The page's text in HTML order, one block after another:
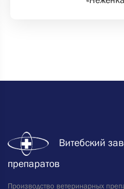
Витебский
препаратов
Производство ветеринарных